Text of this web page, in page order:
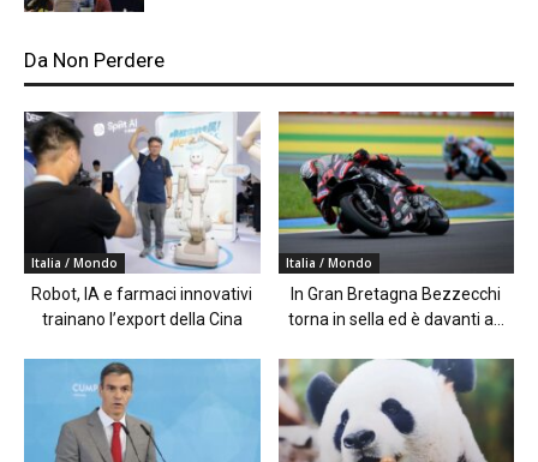
Da Non Perdere
Italia / Mondo
Robot, IA e farmaci innovativi
trainano l’export della Cina
Italia / Mondo
In Gran Bretagna Bezzecchi
torna in sella ed è davanti a...